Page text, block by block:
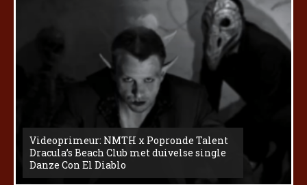
Videoprimeur: NMTH x Popronde Talent
Dracula’s Beach Club met duivelse single
Danze Con El Diablo